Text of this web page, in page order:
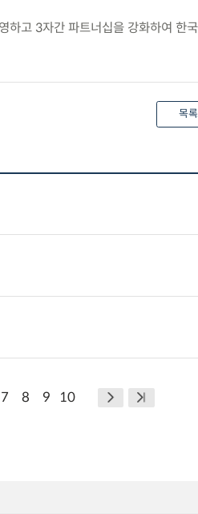
하고 3자간 파트너십을 강화하여 한
목록
7 8 9 10